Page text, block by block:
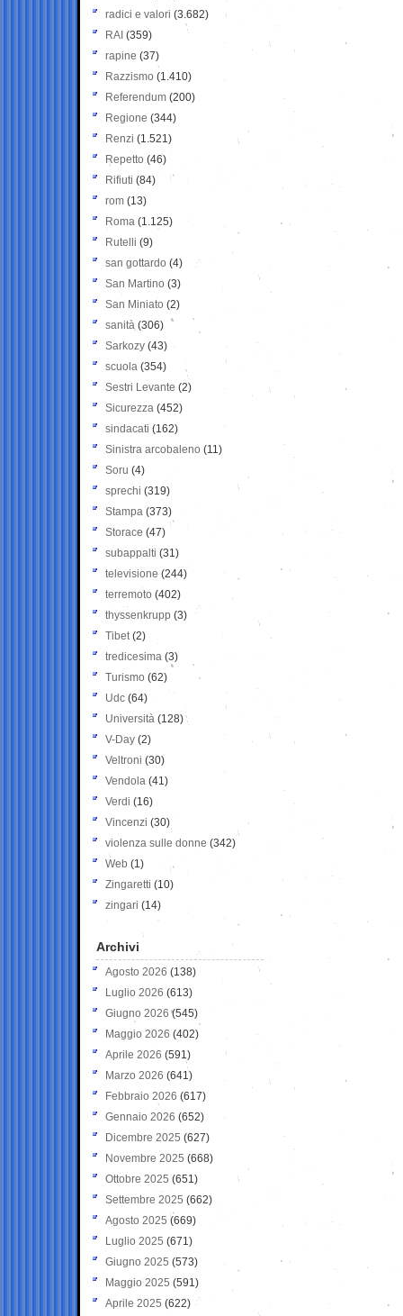
radici e valori (3.682)
RAI (359)
rapine (37)
Razzismo (1.410)
Referendum (200)
Regione (344)
Renzi (1.521)
Repetto (46)
Rifiuti (84)
rom (13)
Roma (1.125)
Rutelli (9)
san gottardo (4)
San Martino (3)
San Miniato (2)
sanità (306)
Sarkozy (43)
scuola (354)
Sestri Levante (2)
Sicurezza (452)
sindacati (162)
Sinistra arcobaleno (11)
Soru (4)
sprechi (319)
Stampa (373)
Storace (47)
subappalti (31)
televisione(244)
terremoto (402)
thyssenkrupp (3)
Tibet(2)
tredicesima (3)
Turismo (62)
Udc (64)
Università (128)
V-Day (2)
Veltroni (30)
Vendola (41)
Verdi (16)
Vincenzi (30)
violenza sulle donne (342)
Web (1)
Zingaretti (10)
zingari (14)
Archivi
Agosto 2026 (138)
Luglio 2026 (613)
Giugno 2026 (545)
Maggio 2026 (402)
Aprile 2026 (591)
Marzo 2026 (641)
Febbraio 2026 (617)
Gennaio 2026 (652)
Dicembre 2025 (627)
Novembre 2025 (668)
Ottobre 2025 (651)
Settembre 2025 (662)
Agosto 2025 (669)
Luglio 2025 (671)
Giugno 2025 (573)
Maggio 2025 (591)
Aprile 2025 (622)